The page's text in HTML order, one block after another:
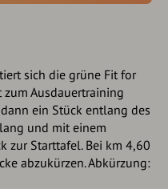
sich die grüne Fit for
zum Ausdauertraining
ein Stück entlang des
und mit einem
zur Starttafel. Bei km 4,60
abzukürzen. Abkürzung: